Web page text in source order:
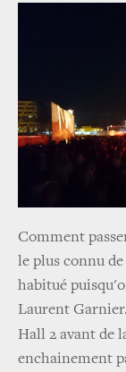
Comment
le plus connu
habitué
Laurent
Hall 2 avant de
enchainement